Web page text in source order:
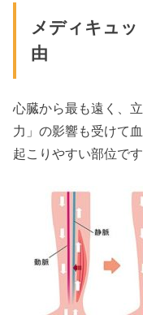
メディキュッ
由
心臓から最も遠く、
力」の影響も受けて
起こりやすい部位です